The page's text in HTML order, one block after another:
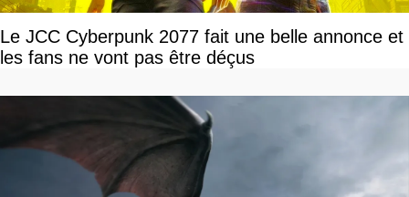
Le JCC Cyberpunk 2077 fait une belle annonce et
les fans ne vont pas être déçus